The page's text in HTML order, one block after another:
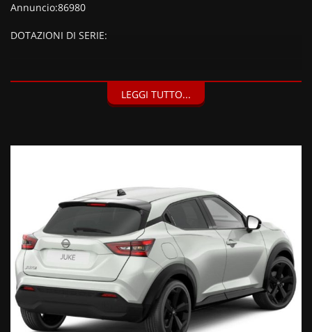
Annuncio:86980
DOTAZIONI DI SERIE:
Vernice White Pearl Brilliant (900 EUR),
LEGGI TUTTO...